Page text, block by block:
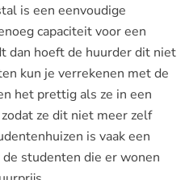
is een eenvoudige
capaciteit voor een
dan hoeft de huurder dit niet
kun je verrekenen met de
het prettig als ze in een
ze dit niet meer zelf
is vaak een
studenten die er wonen